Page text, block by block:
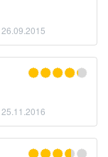
26.09.2015
25.11.2016